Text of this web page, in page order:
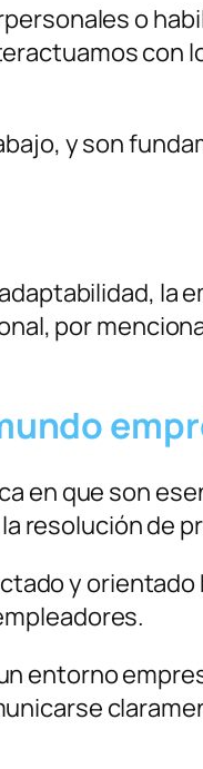
o
con
y son
la
por
en que son
resolución de
y orientado
entorno